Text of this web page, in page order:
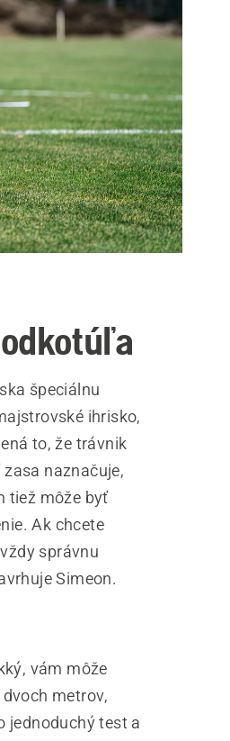
špeciálnu
ihrisko,
to, že trávnik
naznačuje,
tiež môže byť
Ak chcete
správnu
Simeon.
vám môže
metrov,
jednoduchý test a